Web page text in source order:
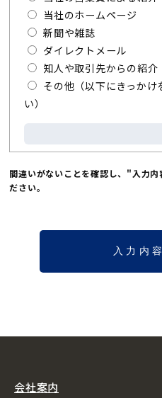
当社のホームページ
新聞や雑誌
ダイレクトメール
知人や取引先からの紹介
その他（以下にきっかけ
い）
間違いがないことを確認し、"入力
ださい。
会社案内